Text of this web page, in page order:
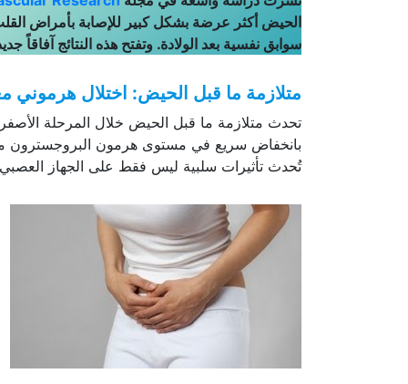
الحيض أكثر عرضة بشكل كبير للإصابة بأمراض
سوابق نفسية بعد الولادة. وتفتح هذه النتائج آفاقاً
متلازمة ما قبل الحيض: اختلال هرموني
تحدث متلازمة ما قبل الحيض خلال المرحلة
بانخفاض سريع في مستوى هرمون البروجسترون مع
تُحدث تأثيرات سلبية ليس فقط على الجهاز العصبي